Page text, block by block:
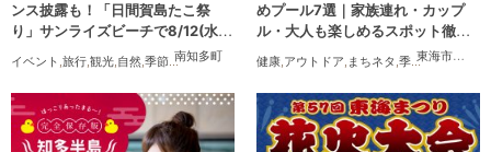
南知多町
ンス披露も！「日間賀島たこ祭
り」サンライズビーチで8/12(水)
イベント ,旅行,観光,自然,季節ネタ ,花火 東海市大府
めプール7選｜家族連れ・カップ
ル・大人も楽しめるスポット徹底
ガイド
健康,アウトドア, まちネタ ,季節ネタ , まとめ